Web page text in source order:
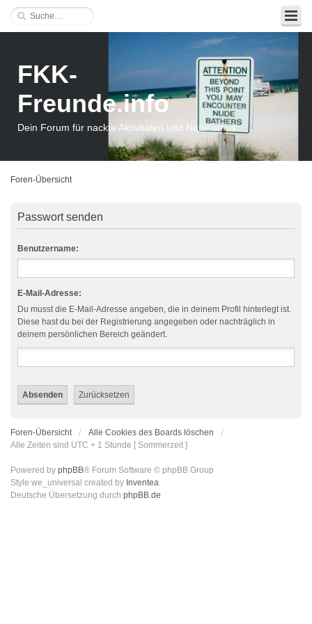
FKK-
Freunde.info
Dein Forum für nackte Aktivitäten und Naturismus
Foren-Übersicht
Passwort senden
Benutzername:
E-Mail-Adresse:
Du musst die E-Mail-Adresse angeben, die in deinem Profil hinterlegt ist.
Diese hast du bei der Registrierung angegeben oder nachträglich in
deinem persönlichen Bereich geändert.
Foren-Übersicht
Alle Cookies des Boards löschen
Alle Zeiten sind UTC + 1 Stunde [ Sommerzeit ]
Powered by phpBB® Forum Software © phpBB Group
Style we_universal created by Inventea.
Deutsche Übersetzung durch phpBB.de